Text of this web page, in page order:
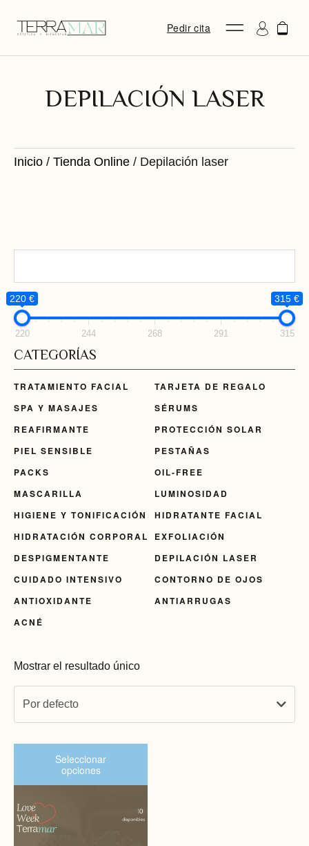
Pedir cita
DEPILACIÓN LASER
Inicio / Tienda Online / Depilación laser
220 € 315 €
220 244 268 291 315
CATEGORÍAS
TRATAMIENTO FACIAL
TARJETA DE REGALO
SPA Y MASAJES
SÉRUMS
REAFIRMANTE
PROTECCIÓN SOLAR
PIEL SENSIBLE
PESTAÑAS
PACKS
OIL-FREE
MASCARILLA
LUMINOSIDAD
HIGIENE Y TONIFICACIÓN
HIDRATANTE FACIAL
HIDRATACIÓN CORPORAL
EXFOLIACIÓN
DESPIGMENTANTE
DEPILACIÓN LASER
CUIDADO INTENSIVO
CONTORNO DE OJOS
ANTIOXIDANTE
ANTIARRUGAS
ACNÉ
Mostrar el resultado único
Por defecto
Seleccionar
opciones